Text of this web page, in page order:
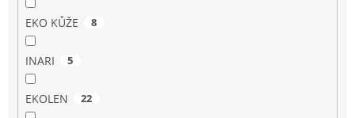
EKO KŮŽE 8
INARI 5
EKOLEN 22